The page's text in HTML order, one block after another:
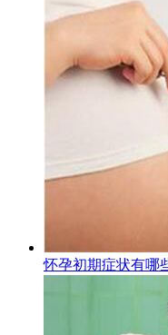
怀孕初期症状有哪